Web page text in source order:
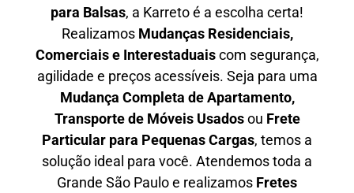
para Balsas, a Karreto é a escolha certa!
Realizamos Mudanças Residenciais,
Comerciais e Interestaduaiscom segurança,
agilidade e preços acessíveis. Seja para uma
Mudança Completa de Apartamento,
Transporte de Móveis Usadosou Frete
Particular para Pequenas Cargas, temos a
solução ideal para você. Atendemostoda a
Grande São Pauloe realizamos Fretes